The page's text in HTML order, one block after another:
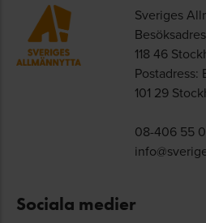
Sveriges
118 46
Postadress:
101 29
08-406 55
Sociala medier